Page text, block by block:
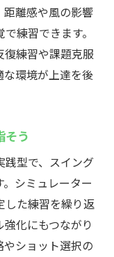
離感や風の影響
練習できます。
練習や課題克服
な環境が上達を後
そう
践型で、スイング
シミュレーター
した練習を繰り返
化にもつながり
ショット選択の